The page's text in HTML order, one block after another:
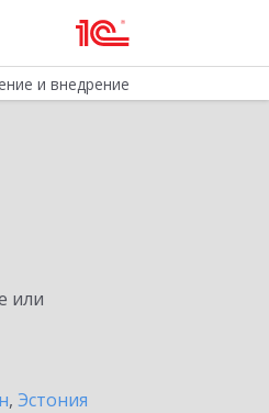
и внедрение
или
, Эстония